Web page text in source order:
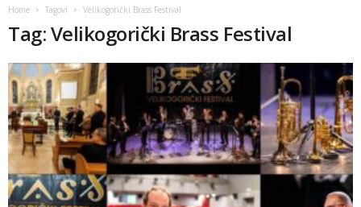
Home Tagovi Velikogorički Brass Festival
Tag: Velikogorički Brass Festival